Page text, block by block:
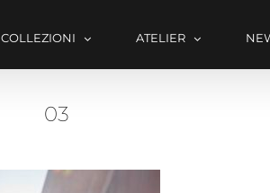
COLLEZIONI ATELIER
03